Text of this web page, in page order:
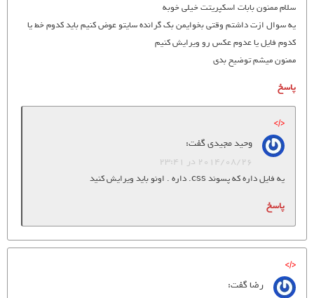
سلام ممنون بابات اسکپریتت خیلی خوبه
یه سوال ازت داشتم وقتی بخوایمن بک گرانده سایتو عوض کنیم باید کدوم خط یا
کدوم فایل یا عدوم عکس رو ویرایش کنیم
ممنون میشم توضیح بدی
پاسخ
وحید مجیدیگفت:
2014/08/26 در 23:41
یه فایل داره که پسوند css. داره . اونو باید ویرایش کنید
پاسخ
رضاگفت: